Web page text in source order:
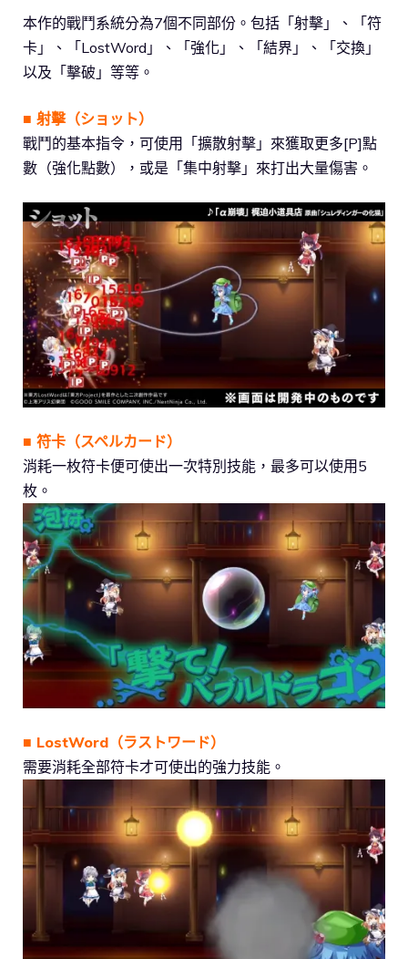
本作的戰鬥系統分為7個不同部份。包括「射擊」、「符
卡」、「LostWord」、「強化」、「結界」、「交換」
以及「擊破」等等。
■ 射擊（ショット）
戰鬥的基本指令，可使用「擴散射擊」來獲取更多[P]點
數（強化點數），或是「集中射擊」來打出大量傷害。
■ 符卡（スペルカード）
消耗一枚符卡便可使出一次特別技能，最多可以使用5
枚。
■ LostWord（ラストワード）
需要消耗全部符卡才可使出的強力技能。